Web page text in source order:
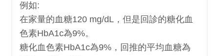
例如:
在家量的血糖120 mg/dL，但是回診的糖化血
色素HbA1c為9%。
糖化血色素HbA1c為9%，回推的平均血糖為